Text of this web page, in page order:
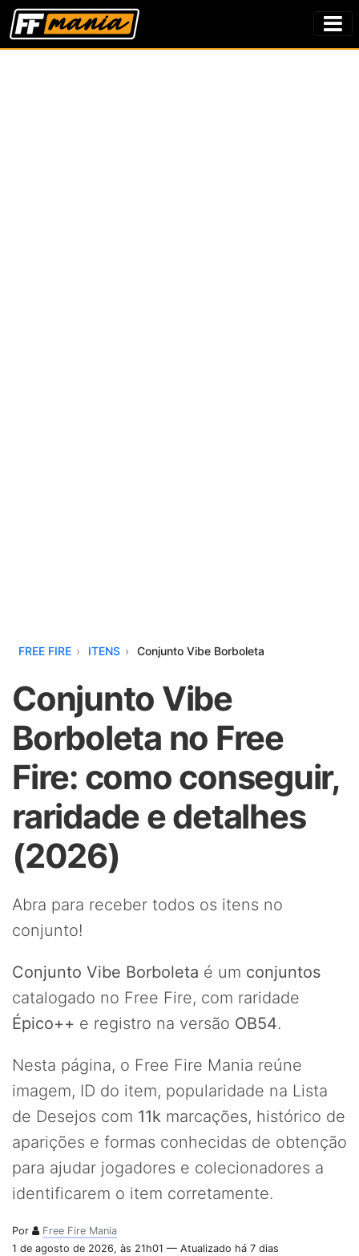
FREE FIRE ITENS Conjunto Vibe Borboleta
Conjunto Vibe
Borboleta no Free
Fire: como conseguir,
raridade e detalhes
(2026)
Abra para receber todos os itens no
conjunto!
Conjunto Vibe Borboleta é um conjuntos
catalogado no Free Fire, com raridade
Épico++ e registro na versão OB54.
Nesta página, o Free Fire Mania reúne
imagem, ID do item, popularidade na Lista
de Desejos com 11k marcações, histórico de
aparições e formas conhecidas de obtenção
para ajudar jogadores e colecionadores a
identificarem o item corretamente.
Por
Free Fire Mania
1 de agosto de 2026, às 21h01 — Atualizado há 7 dias